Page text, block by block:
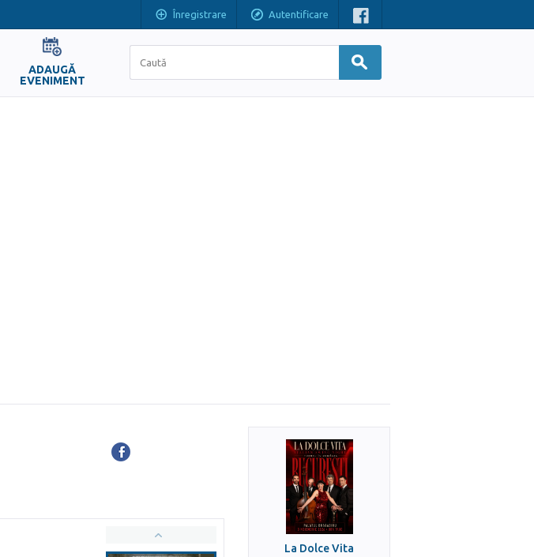
Înregistrare Autentificare
ADAUGĂ
EVENIMENT
La Dolce Vita